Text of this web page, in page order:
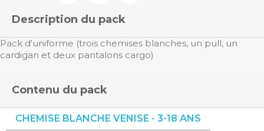
Description du pack
Pack d'uniforme (trois chemises blanches, un pull, un
cardigan et deux pantalons cargo)
Contenu du pack
CHEMISE BLANCHE VENISE - 3-18 ANS